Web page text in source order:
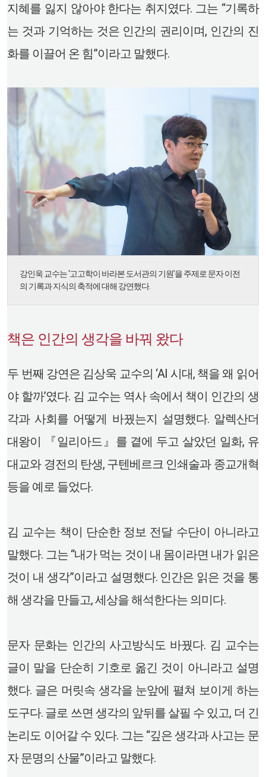
지혜를 잃지 않아야 한다는 취지였다. 그는 “기록하
는 것과 기억하는 것은 인간의 권리이며, 인간의 진
화를 이끌어 온 힘”이라고 말했다.
강인욱 교수는 ‘고고학이 바라본 도서관의 기원’을 주제로 문자 이전
의 기록과 지식의 축적에 대해 강연했다.
책은 인간의 생각을 바꿔 왔다
두 번째 강연은 김상욱 교수의 ‘AI 시대, 책을 왜 읽어
야 할까’였다. 김 교수는 역사 속에서 책이 인간의 생
각과 사회를 어떻게 바꿨는지 설명했다. 알렉산더
대왕이 『일리아드』를 곁에 두고 살았던 일화, 유
대교와 경전의 탄생, 구텐베르크 인쇄술과 종교개혁
등을 예로 들었다.
김 교수는 책이 단순한 정보 전달 수단이 아니라고
말했다. 그는 “내가 먹는 것이 내 몸이라면 내가 읽은
것이 내 생각”이라고 설명했다. 인간은 읽은 것을 통
해 생각을 만들고, 세상을 해석한다는 의미다.
문자 문화는 인간의 사고방식도 바꿨다. 김 교수는
글이 말을 단순히 기호로 옮긴 것이 아니라고 설명
했다. 글은 머릿속 생각을 눈앞에 펼쳐 보이게 하는
도구다. 글로 쓰면 생각의 앞뒤를 살필 수 있고, 더 긴
논리도 이어갈 수 있다. 그는 “깊은 생각과 사고는 문
자 문명의 산물”이라고 말했다.